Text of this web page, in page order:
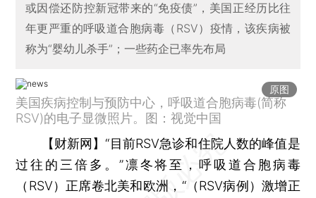
或因偿还防控新冠带来的“免疫债”，美国正经历比往
年更严重的呼吸道合胞病毒（RSV）疫情，该疾病被
称为“婴幼儿杀手”；一些药企已率先布局
原图
美国疾病控制与预防中心，呼吸道合胞病毒(简称
RSV)的电子显微照片。图：视觉中国
【财新网】“目前RSV急诊和住院人数的峰值是
过往的三倍多。”凛冬将至，呼吸道合胞病毒
（RSV）正席卷北美和欧洲，“（RSV病例）激增正